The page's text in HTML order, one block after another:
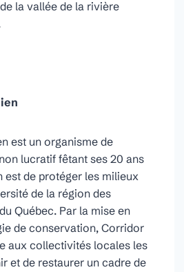
la vallée de la rivière
est un organisme de
lucratif fêtant ses 20 ans
est de protéger les milieux
de la région des
Québec. Par la mise en
de conservation, Corridor
aux collectivités locales les
et de restaurer un cadre de